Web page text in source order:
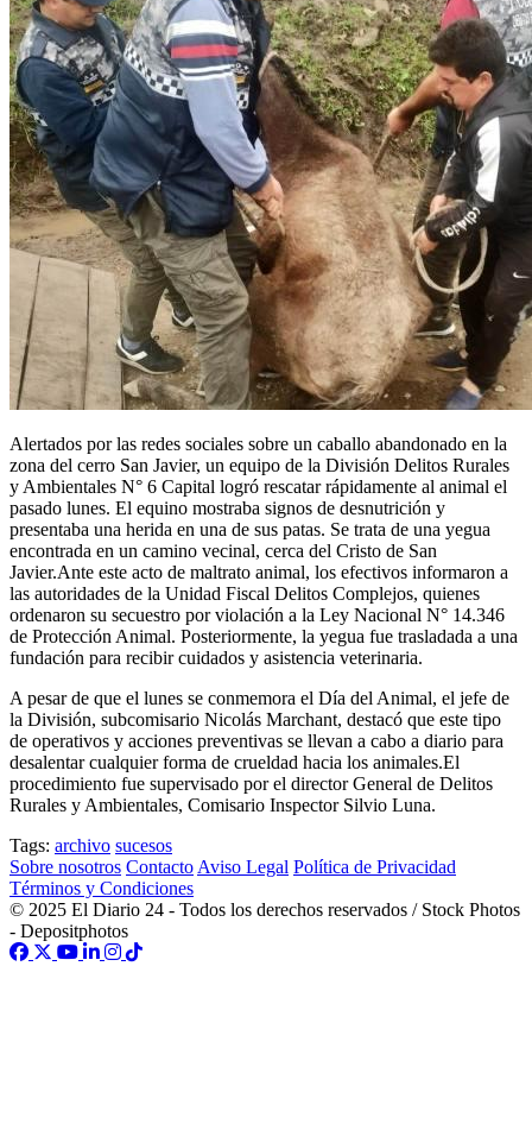
Alertados por las redes sociales sobre un caballo abandonado en la
zona del cerro San Javier, un equipo de la División Delitos Rurales
y Ambientales N° 6 Capital logró rescatar rápidamente al animal el
pasado lunes. El equino mostraba signos de desnutrición y
presentaba una herida en una de sus patas. Se trata de una yegua
encontrada en un camino vecinal, cerca del Cristo de San
Javier.Ante este acto de maltrato animal, los efectivos informaron a
las autoridades de la Unidad Fiscal Delitos Complejos, quienes
ordenaron su secuestro por violación a la Ley Nacional N° 14.346
de Protección Animal. Posteriormente, la yegua fue trasladada a una
fundación para recibir cuidados y asistencia veterinaria.
A pesar de que el lunes se conmemora el Día del Animal, el jefe de
la División, subcomisario Nicolás Marchant, destacó que este tipo
de operativos y acciones preventivas se llevan a cabo a diario para
desalentar cualquier forma de crueldad hacia los animales.El
procedimiento fue supervisado por el director General de Delitos
Rurales y Ambientales, Comisario Inspector Silvio Luna.
Tags: archivo sucesos
Sobre nosotros Contacto Aviso Legal Política de Privacidad
Términos y Condiciones
© 2025 El Diario 24 - Todos los derechos reservados / Stock Photos
- Depositphotos